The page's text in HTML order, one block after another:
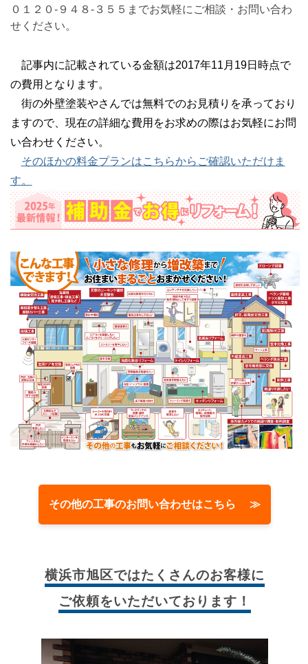
０１２０-９４８-３５５までお気軽にご相談・お問い合わ
せください。
記事内に記載されている金額は2017年11月19日時点で
の費用となります。
街の外壁塗装やさんでは無料でのお見積りを承っており
ますので、現在の詳細な費用をお求めの際はお気軽にお問
い合わせください。
そのほかの料金プランはこちらからご確認いただけま
す。
その他の工事のお問い合わせはこちら ≫
横浜市旭区ではたくさんのお客様に
ご依頼をいただいております！